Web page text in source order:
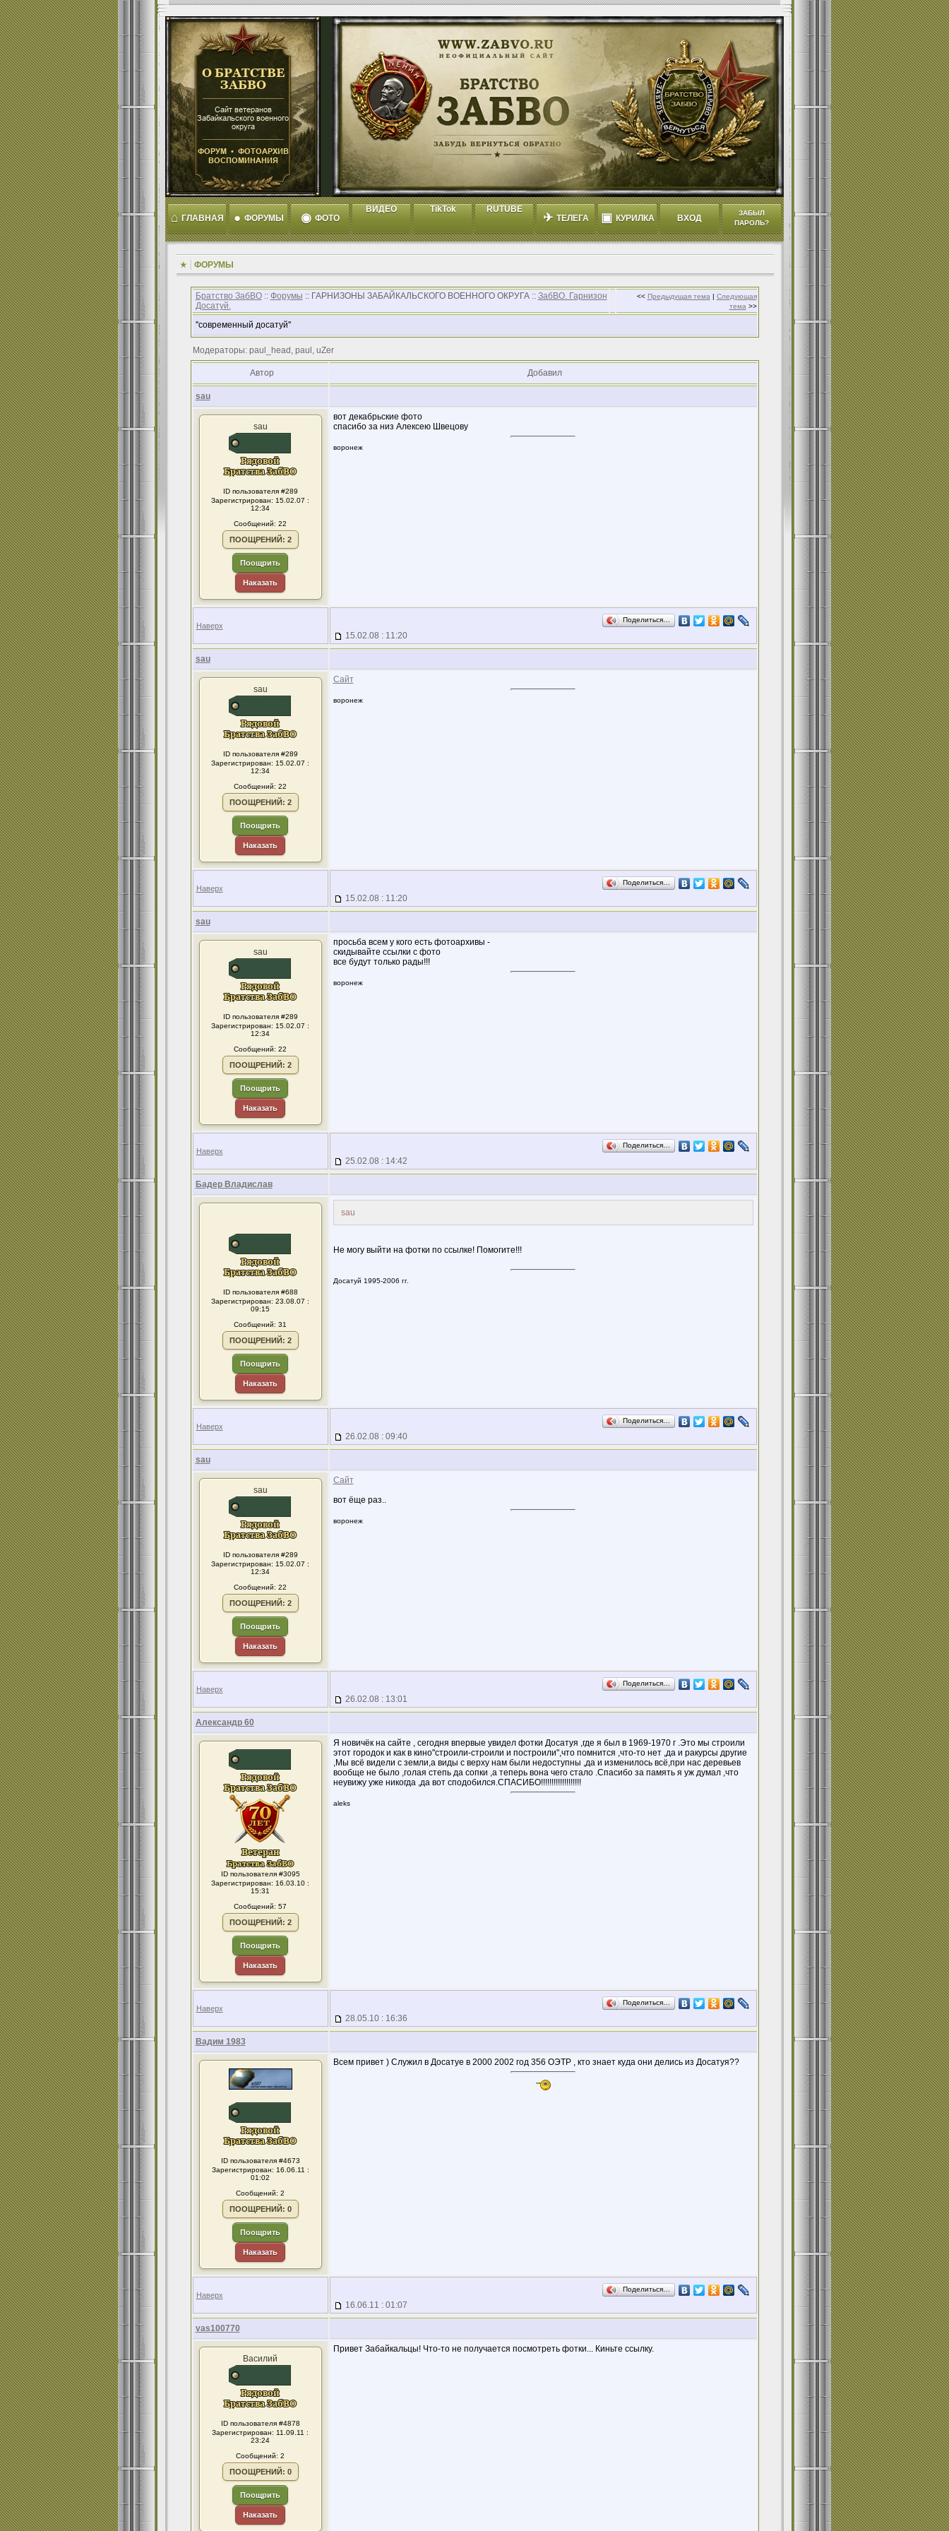
⌂ ГЛАВНАЯ ● ФОРУМЫ ◉ ФОТО
ВИДЕО TikTok RUTUBE
✈ ТЕЛЕГА ▣ КУРИЛКА ВХОД
ЗАБЫЛ
ПАРОЛЬ?
ФОРУМЫ
Братство ЗабВО:: Форумы :: ГАРНИЗОНЫ ЗАБАЙКАЛЬСКОГО ВОЕННОГО ОКРУГА :: ЗабВО. Гарнизон
Досатуй.
<< Предыдущая тема | Следующая
тема >>
''современный досатуй''
Модераторы: paul_head, paul, uZer
Автор Добавил
sau
sau
ID пользователя #289
Зарегистрирован: 15.02.07 :
12:34
Сообщений: 22
ПООЩРЕНИЙ: 2
Поощрить
Наказать
вот декабрьские фото
спасибо за низ Алексею Швецову
воронеж
Наверх
Поделиться…
15.02.08 : 11:20
sau
sau
ID пользователя #289
Зарегистрирован: 15.02.07 :
12:34
Сообщений: 22
ПООЩРЕНИЙ: 2
Поощрить
Наказать
Сайт
воронеж
Наверх
Поделиться…
15.02.08 : 11:20
sau
sau
ID пользователя #289
Зарегистрирован: 15.02.07 :
12:34
Сообщений: 22
ПООЩРЕНИЙ: 2
Поощрить
Наказать
просьба всем у кого есть фотоархивы -
скидывайте ссылки с фото
все будут только рады!!!
воронеж
Наверх
Поделиться…
25.02.08 : 14:42
Бадер Владислав
ID пользователя #688
Зарегистрирован: 23.08.07 :
09:15
Сообщений: 31
ПООЩРЕНИЙ: 2
Поощрить
Наказать
sau
Не могу выйти на фотки по ссылке! Помогите!!!
Досатуй 1995-2006 гг.
Наверх
Поделиться…
26.02.08 : 09:40
sau
sau
ID пользователя #289
Зарегистрирован: 15.02.07 :
12:34
Сообщений: 22
ПООЩРЕНИЙ: 2
Поощрить
Наказать
Сайт
вот ёще раз..
воронеж
Наверх
Поделиться…
26.02.08 : 13:01
Александр 60
ID пользователя #3095
Зарегистрирован: 16.03.10 :
15:31
Сообщений: 57
ПООЩРЕНИЙ: 2
Поощрить
Наказать
Я новичёк на сайте , сегодня впервые увидел фотки Досатуя ,где я был в 1969-1970 г .Это мы строили
этот городок и как в кино"строили-строили и построили",что помнится ,что-то нет ,да и ракурсы другие
,Мы всё видели с земли,а виды с верху нам были недоступны ,да и изменилось всё,при нас деревьев
вообще не было ,голая степь да сопки ,а теперь вона чего стало .Спасибо за память я уж думал ,что
неувижу уже никогда ,да вот сподобился.СПАСИБО!!!!!!!!!!!!!!!!!!!
aleks
Наверх
Поделиться…
28.05.10 : 16:36
Вадим 1983
ID пользователя #4673
Зарегистрирован: 16.06.11 :
01:02
Сообщений: 2
ПООЩРЕНИЙ: 0
Поощрить
Наказать
Всем привет ) Служил в Досатуе в 2000 2002 год 356 ОЭТР , кто знает куда они делись из Досатуя??
Наверх
Поделиться…
16.06.11 : 01:07
vas100770
Василий
ID пользователя #4878
Зарегистрирован: 11.09.11 :
23:24
Сообщений: 2
ПООЩРЕНИЙ: 0
Поощрить
Наказать
Привет Забайкальцы! Что-то не получается посмотреть фотки... Киньте ссылку.